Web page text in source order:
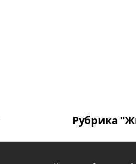
Рубрика